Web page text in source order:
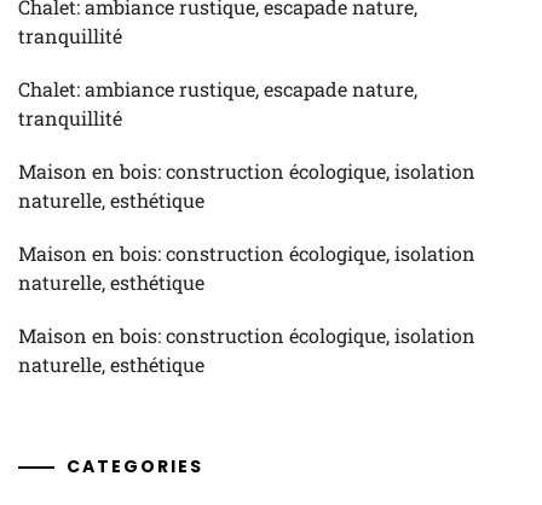
Chalet: ambiance rustique, escapade nature,
tranquillité
Chalet: ambiance rustique, escapade nature,
tranquillité
Maison en bois: construction écologique, isolation
naturelle, esthétique
Maison en bois: construction écologique, isolation
naturelle, esthétique
Maison en bois: construction écologique, isolation
naturelle, esthétique
CATEGORIES